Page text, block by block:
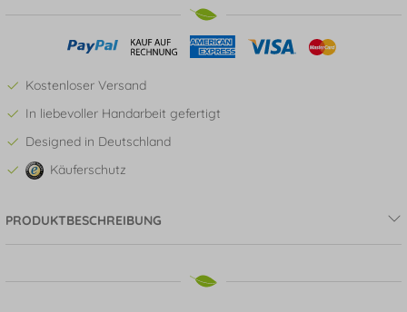
Kostenloser Versand
In liebevoller Handarbeit gefertigt
Designed in Deutschland
Käuferschutz
PRODUKTBESCHREIBUNG